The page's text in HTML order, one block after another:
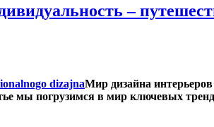
–
Мир дизайна интерьеров
мы погрузимся в мир ключевых